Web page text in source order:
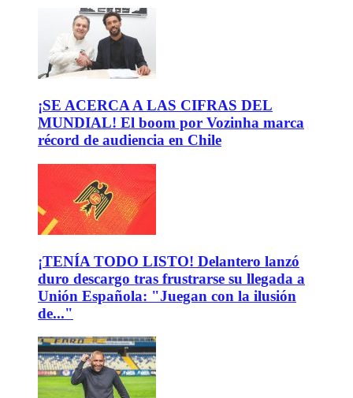
¡SE ACERCA A LAS CIFRAS DEL
MUNDIAL! El boom por Vozinha marca
récord de audiencia en Chile
¡TENÍA TODO LISTO! Delantero lanzó
duro descargo tras frustrarse su llegada a
Unión Española: "Juegan con la ilusión
de..."